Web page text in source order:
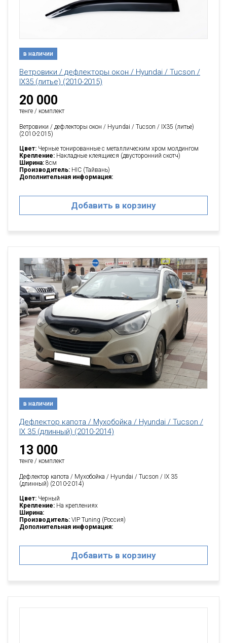
в наличии
Ветровики / дефлекторы окон / Hyundai / Tucson /
IX35 (литье) (2010-2015)
20 000
тенге / комплект
Ветровики / дефлекторы окон / Hyundai / Tucson / IX35 (литье)
(2010-2015)
Цвет: Черные тонированные с металлическим хром молдингом
Крепление: Накладные клеящиеся (двусторонний скотч)
Ширина: 8см
Производитель: HIC (Тайвань)
Дополнительная информация:
Добавить в корзину
в наличии
Дефлектор капота / Мухобойка / Hyundai / Tucson /
IX 35 (длинный) (2010-2014)
13 000
тенге / комплект
Дефлектор капота / Мухобойка / Hyundai / Tucson / IX 35
(длинный) (2010-2014)
Цвет: Черный
Крепление: На креплениях
Ширина:
Производитель: VIP Tuning (Россия)
Дополнительная информация:
Добавить в корзину